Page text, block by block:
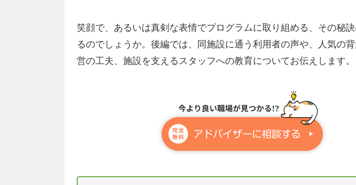
笑顔で、あるいは真剣な表情でプログラムに取り組める、その秘
るのでしょうか。後編では、同施設に通う利用者の声や、人気の
営の工夫、施設を支えるスタッフへの教育についてお伝えします。